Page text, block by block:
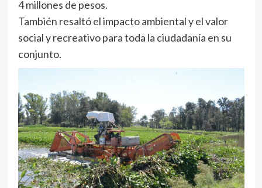
4 millones de pesos.
También resaltó el impacto ambiental y el valor
social y recreativo para toda la ciudadanía en su
conjunto.